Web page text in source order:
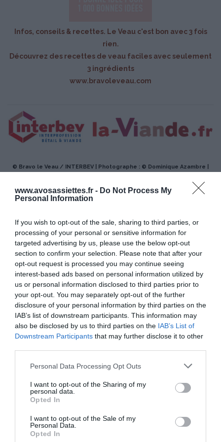
www.avosassiettes.fr - Do Not Process My
Personal Information
If you wish to opt-out of the sale, sharing to third parties, or
processing of your personal or sensitive information for
targeted advertising by us, please use the below opt-out
section to confirm your selection. Please note that after your
opt-out request is processed you may continue seeing
interest-based ads based on personal information utilized by
us or personal information disclosed to third parties prior to
your opt-out. You may separately opt-out of the further
disclosure of your personal information by third parties on the
IAB’s list of downstream participants. This information may
also be disclosed by us to third parties on the IAB’s List of
Downstream Participants that may further disclose it to other
Please note that this website/app uses one or more Google
not limited to your visit or usage behaviour. You may click to
grant or deny consent to Google and its third-party tags to
use your data for below specified purposes in below Google
consent section.
Personal Data Processing Opt Outs
I want to opt-out of the Sharing of my
personal data.
Opted In
I want to opt-out of the Sale of my
Personal Data.
Opted In
Infos, conseils & recettes. Le Veau c'est bon avec 3 fois
rien.
Découvrez des recettes de veau faciles avec seulement
3 ingrédients
www.bravoleveau.com
© Bravo le Veau / INTERBEV | Photographe : © Dominique Azambre |
ÇA PEUT AUSSI VOUS INTÉRESSER